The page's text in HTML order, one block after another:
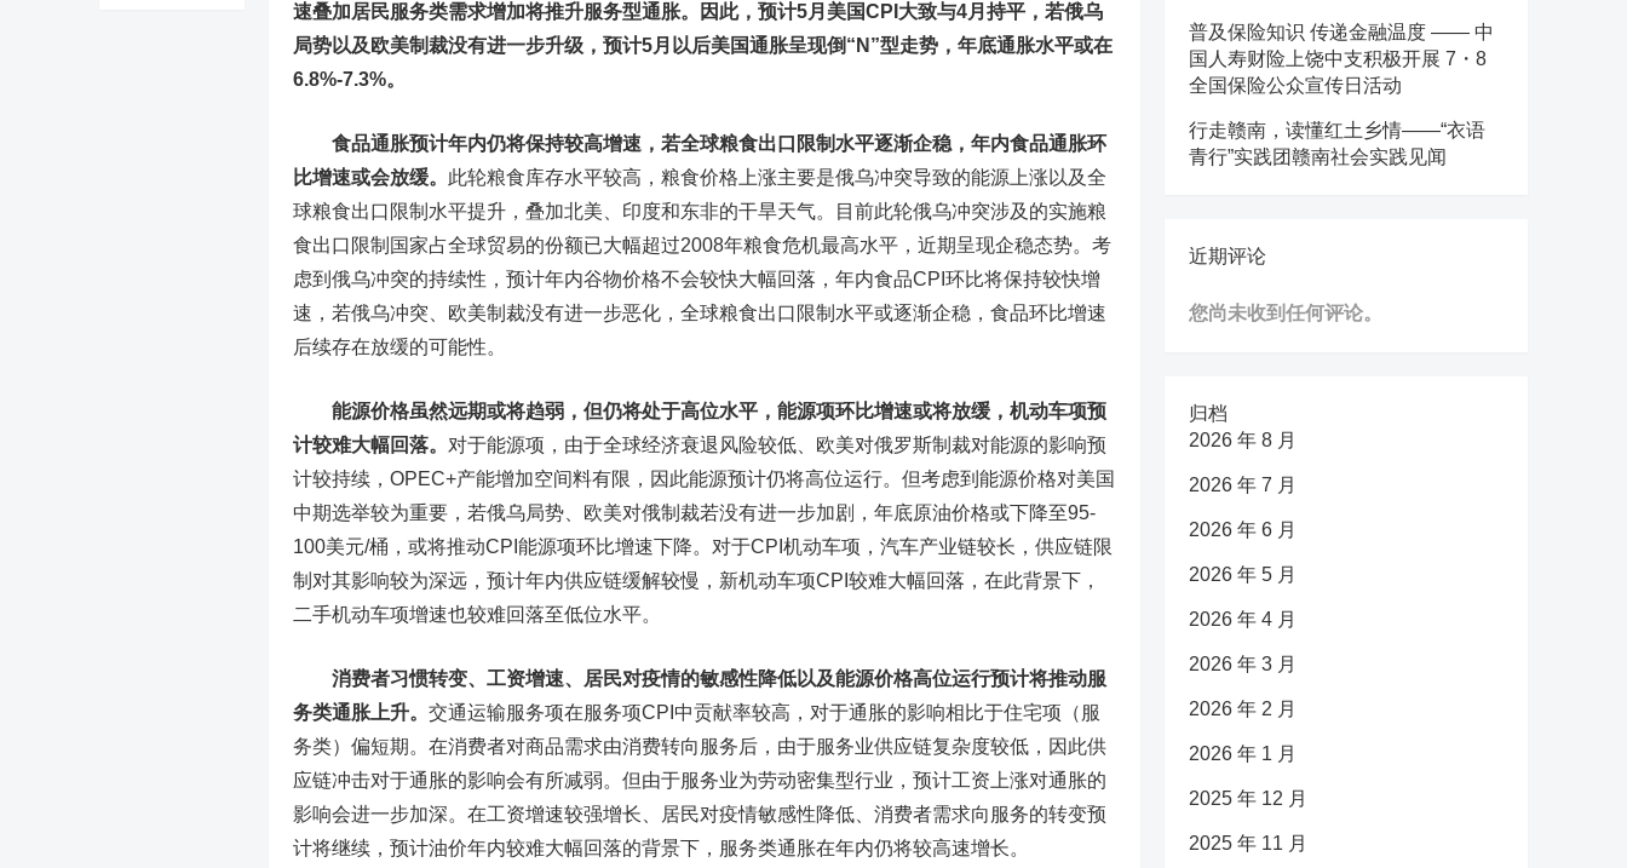
速叠加居民服务类需求增加将推升服务型通胀。因此，预计5月美国CPI大致与4月持平，若俄乌
局势以及欧美制裁没有进一步升级，预计5月以后美国通胀呈现倒“N”型走势，年底通胀水平或在
6.8%-7.3%。
食品通胀预计年内仍将保持较高增速，若全球粮食出口限制水平逐渐企稳，年内食品通胀环
比增速或会放缓。 此轮粮食库存水平较高，粮食价格上涨主要是俄乌冲突导致的能源上涨以及全
球粮食出口限制水平提升，叠加北美、印度和东非的干旱天气。目前此轮俄乌冲突涉及的实施粮
食出口限制国家占全球贸易的份额已大幅超过2008年粮食危机最高水平，近期呈现企稳态势。考
虑到俄乌冲突的持续性，预计年内谷物价格不会较快大幅回落，年内食品CPI环比将保持较快增
速，若俄乌冲突、欧美制裁没有进一步恶化，全球粮食出口限制水平或逐渐企稳，食品环比增速
后续存在放缓的可能性。
能源价格虽然远期或将趋弱，但仍将处于高位水平，能源项环比增速或将放缓，机动车项预
计较难大幅回落。 对于能源项，由于全球经济衰退风险较低、欧美对俄罗斯制裁对能源的影响预
计较持续，OPEC+产能增加空间料有限，因此能源预计仍将高位运行。但考虑到能源价格对美国
中期选举较为重要，若俄乌局势、欧美对俄制裁若没有进一步加剧，年底原油价格或下降至95-
100美元/桶，或将推动CPI能源项环比增速下降。对于CPI机动车项，汽车产业链较长，供应链限
制对其影响较为深远，预计年内供应链缓解较慢，新机动车项CPI较难大幅回落，在此背景下，
二手机动车项增速也较难回落至低位水平。
消费者习惯转变、工资增速、居民对疫情的敏感性降低以及能源价格高位运行预计将推动服
务类通胀上升。 交通运输服务项在服务项CPI中贡献率较高，对于通胀的影响相比于住宅项（服
务类）偏短期。在消费者对商品需求由消费转向服务后，由于服务业供应链复杂度较低，因此供
应链冲击对于通胀的影响会有所减弱。但由于服务业为劳动密集型行业，预计工资上涨对通胀的
影响会进一步加深。在工资增速较强增长、居民对疫情敏感性降低、消费者需求向服务的转变预
计将继续，预计油价年内较难大幅回落的背景下，服务类通胀在年内仍将较高速增长。
普及保险知识 传递金融温度 —— 中
国人寿财险上饶中支积极开展 7・8
全国保险公众宣传日活动
行走赣南，读懂红土乡情——“衣语
青行”实践团赣南社会实践见闻
近期评论
您尚未收到任何评论。
归档
2026 年 8 月
2026 年 7 月
2026 年 6 月
2026 年 5 月
2026 年 4 月
2026 年 3 月
2026 年 2 月
2026 年 1 月
2025 年 12 月
2025 年 11 月